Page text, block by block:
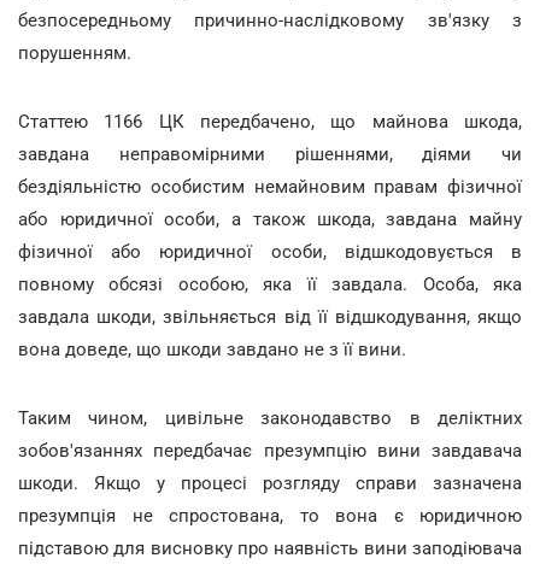
безпосередньому причинно-наслідковому зв'язку з
порушенням.
Статтею 1166 ЦК передбачено, що майнова шкода,
завдана неправомірними рішеннями, діями чи
бездіяльністю особистим немайновим правам фізичної
або юридичної особи, а також шкода, завдана майну
фізичної або юридичної особи, відшкодовується в
повному обсязі особою, яка її завдала. Особа, яка
завдала шкоди, звільняється від її відшкодування, якщо
вона доведе, що шкоди завдано не з її вини.
Таким чином, цивільне законодавство в деліктних
зобов'язаннях передбачає презумпцію вини завдавача
шкоди. Якщо у процесі розгляду справи зазначена
презумпція не спростована, то вона є юридичною
підставою для висновку про наявність вини заподіювача